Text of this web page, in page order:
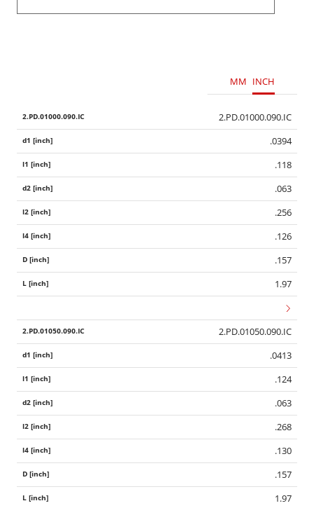
MM INCH
2.PD.01000.090.IC
.0394
.118
.063
.256
.126
.157
1.97
2.PD.01050.090.IC
.0413
.124
.063
.268
.130
.157
1.97